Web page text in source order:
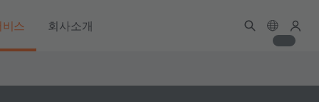
스 회사소개